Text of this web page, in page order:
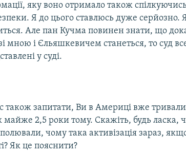
яку воно отримало також
Я до цього ставлюсь дуже серйозно.
Але пан Кучма повинен знати, що
мною і Єльяшкевичем станеться, то суд
у суді.
запитати, Ви в Америці вже
майже 2,5 роки тому. Скажіть, будь ласка,
чому така активізація зараз,
Як це пояснити?